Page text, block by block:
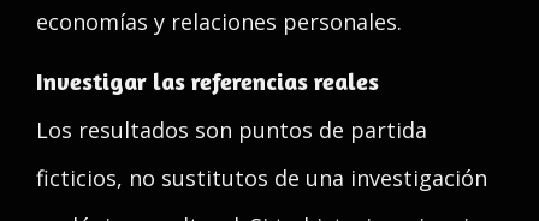
economías y relaciones personales.
Investigar las referencias reales
Los resultados son puntos de partida
ficticios, no sustitutos de una investigación